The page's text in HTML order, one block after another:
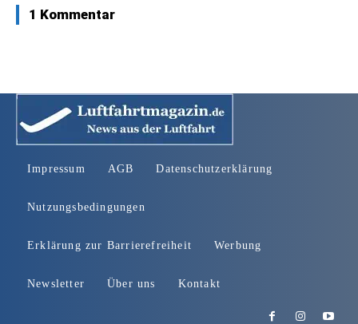
1 Kommentar
Impressum AGB Datenschutzerklärung
Nutzungsbedingungen
Erklärung zur Barrierefreiheit Werbung
Newsletter Über uns Kontakt